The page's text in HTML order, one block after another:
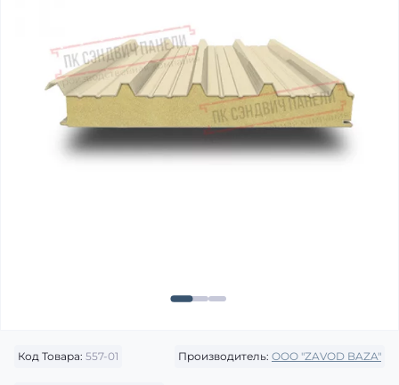
Код Товара: 557-01 Производитель: OOO "ZAVOD BAZA"